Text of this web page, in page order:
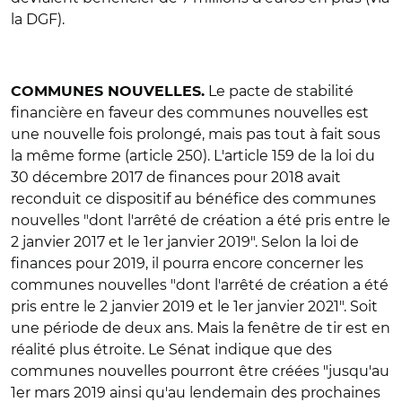
la DGF).
COMMUNES NOUVELLES. Le pacte de stabilité
financière en faveur des communes nouvelles est
une nouvelle fois prolongé, mais pas tout à fait sous
la même forme (article 250). L'article 159 de la loi du
30 décembre 2017 de finances pour 2018 avait
reconduit ce dispositif au bénéfice des communes
nouvelles "dont l'arrêté de création a été pris entre le
2 janvier 2017 et le 1er janvier 2019". Selon la loi de
finances pour 2019, il pourra encore concerner les
communes nouvelles "dont l'arrêté de création a été
pris entre le 2 janvier 2019 et le 1er janvier 2021". Soit
une période de deux ans. Mais la fenêtre de tir est en
réalité plus étroite. Le Sénat indique que des
communes nouvelles pourront être créées "jusqu'au
1er mars 2019 ainsi qu'au lendemain des prochaines